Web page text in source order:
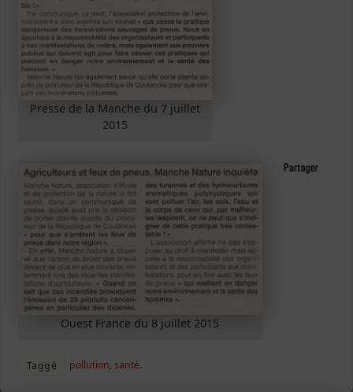
Presse de la Manche du 7 juillet
2015
Ouest France du 8 juillet 2015
Taggé pollution, santé.